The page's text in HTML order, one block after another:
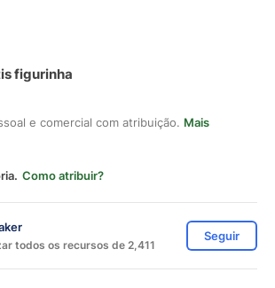
figurinha
e comercial com atribuição. Mais
Como atribuir?
todos os recursos de 2,411
Seguir